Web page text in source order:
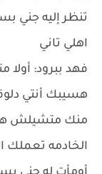
تنظر إليه جني
اهلي تاني
فهد ببرود: أولا
هسيبك أنتي
منك متشيلش
الخادمه تعملك